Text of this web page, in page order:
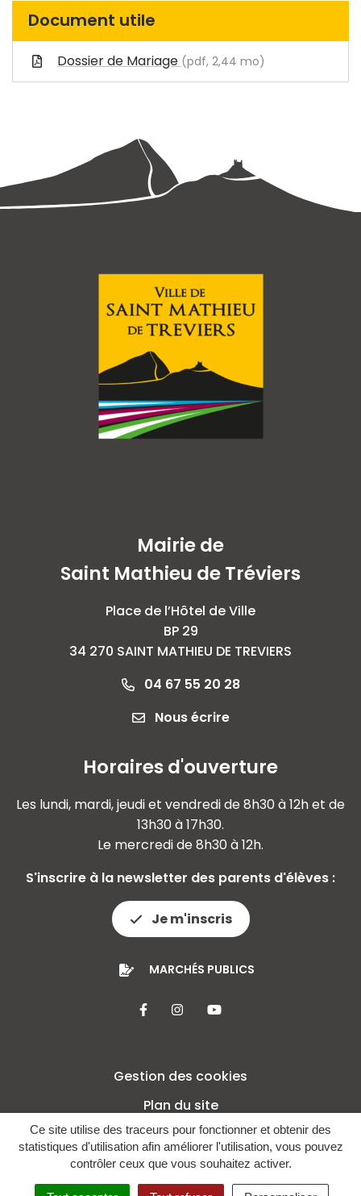
Ce site utilise des traceurs pour fonctionner et obtenir des
statistiques d'utilisation afin améliorer l'utilisation, vous pouvez
contrôler ceux que vous souhaitez activer.
Document utile
Dossier de Mariage (pdf, 2,44 mo)
Mairie de
Saint Mathieu de Tréviers
Place de l’Hôtel de Ville
BP 29
34 270 SAINT MATHIEU DE TREVIERS
04 67 55 20 28
Nous écrire
Horaires d'ouverture
Les lundi, mardi, jeudi et vendredi de 8h30 à 12h et de
13h30 à 17h30.
Le mercredi de 8h30 à 12h.
S'inscrire à la newsletter des parents d'élèves :
Je m'inscris
MARCHÉS PUBLICS
Lien vers le compte Facebook
Lien vers le compte
Lien vers la chaîne
Gestion des cookies
Plan du site
Mentions légales
Crédits
Politique de confidentialité